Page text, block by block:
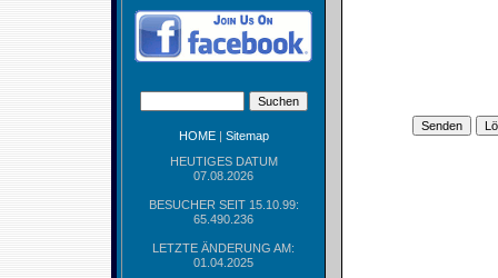
HOME| Sitemap
HEUTIGES DATUM
07.08.2026
BESUCHER SEIT 15.10.99:
65.490.236
LETZTE ÄNDERUNG AM:
01.04.2025